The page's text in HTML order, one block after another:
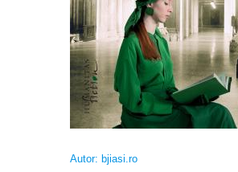
Autor: bjiasi.ro